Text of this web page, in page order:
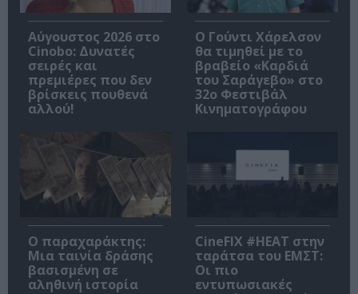
Αύγουστος 2026 στο
Cinobo: Δυνατές
σειρές και
πρεμιέρες που δεν
βρίσκεις πουθενά
αλλού!
Ο Γούντι Χάρελσον
θα τιμηθεί με το
βραβείο «Καρδιά
του Σαράγεβο» στο
32ο Φεστιβάλ
Κινηματογράφου
Ο παραχαράκτης:
Μια ταινία δράσης
βασισμένη σε
αληθινή ιστορία
CineFIX #ΗΕΑΤ στην
ταράτσα του ΕΜΣΤ:
Οι πιο
εντυπωσιακές